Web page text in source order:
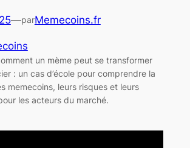
—parMemecoins.fr
un mème peut se transformer
: un cas d’école pour comprendre la
memecoins, leurs risques et leurs
les acteurs du marché.